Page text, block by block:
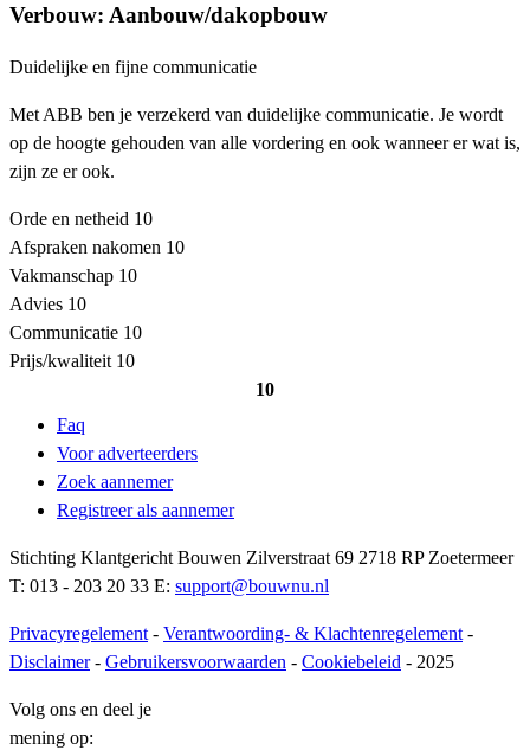
Verbouw: Aanbouw/dakopbouw
Duidelijke en fijne communicatie
Met ABB ben je verzekerd van duidelijke communicatie. Je wordt
op de hoogte gehouden van alle vordering en ook wanneer er wat is,
zijn ze er ook.
Orde en netheid 10
Afspraken nakomen 10
Vakmanschap 10
Advies 10
Communicatie 10
Prijs/kwaliteit 10
10
Faq
Voor adverteerders
Zoek aannemer
Registreer als aannemer
Stichting Klantgericht Bouwen Zilverstraat 69 2718 RP Zoetermeer
T: 013 - 203 20 33 E: support@bouwnu.nl
Privacyregelement - Verantwoording- & Klachtenregelement -
Disclaimer- Gebruikersvoorwaarden - Cookiebeleid - 2025
Volg ons en deel je
mening op: